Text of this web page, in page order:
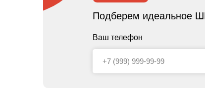
Подберем идеальное
Ваш телефон